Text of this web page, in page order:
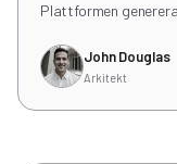
Plattformen
John Douglas
Arkitekt